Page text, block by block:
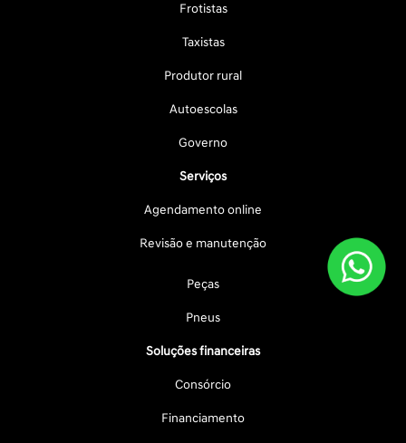
Frotistas
Taxistas
Produtor rural
Autoescolas
Governo
Serviços
Agendamento online
Revisão e manutenção
Peças
Pneus
Soluções financeiras
Consórcio
Financiamento